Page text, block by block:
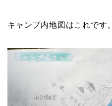
キャンプ内地図はこれです。